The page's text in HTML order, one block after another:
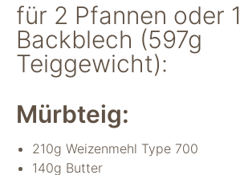
für 2 Pfannen oder 1
Backblech (597g
Teiggewicht):
Mürbteig:
210g Weizenmehl Type 700
140g Butter
Diese Cookies
sind für die
Funktionsweise
der Website
notwendig.
Statistiken
Um Funktion und
Struktur der Website